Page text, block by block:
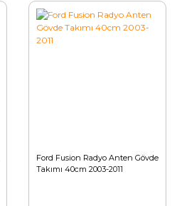
Ford Fusion Radyo Anten Gövde
Takımı 40cm 2003-2011